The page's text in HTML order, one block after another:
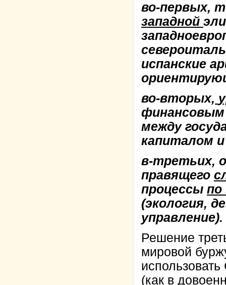
во-первых,
западной
испанские
во-вторых,
между
капиталом
в-третьих,
правящего
процессы по
(экология,
управление).
Решение
мировой
(как в